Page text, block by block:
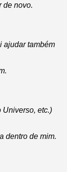
de novo.
ajudar também
Universo, etc.)
dentro de mim.